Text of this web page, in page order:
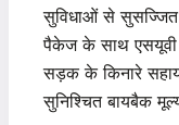
सुविधाओं से सुसज्जित
पैकेज के साथ एसयूवी
सड़क के किनारे
सुनिश्चित बायबैक